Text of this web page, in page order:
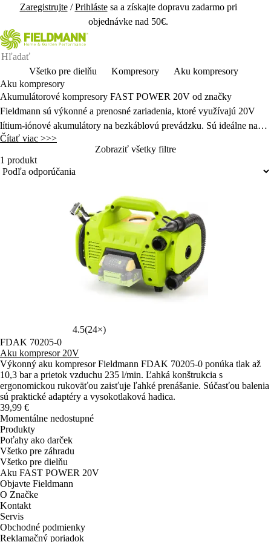
Zaregistrujte/Prihlástesa a získajte dopravu zadarmo pri
objednávke nad 50€.
Všetko pre dielňu Kompresory
Aku kompresory
Aku kompresory
Akumulátorové kompresory FAST POWER 20V od značky
Fieldmann sú výkonné a prenosné zariadenia, ktoré využívajú 20V
lítium‑iónové akumulátory na bezkáblovú prevádzku. Sú ideálne na
nafukovanie pneumatík,
hra
čiek.
Čítať viac >>>
Zobraziť všetky filtre
1 produkt
4.5(24×)
FDAK 70205-0
Aku kompresor 20V
Výkonný aku kompresor Fieldmann FDAK 70205-0 ponúka tlak až
10,3 bar a prietok vzduchu 235 l/min. Ľahká konštrukcia s
ergonomickou rukoväťou zaisťuje ľahké prenášanie. Súčasťou balenia
sú praktické adaptéry a vysokotlaková hadica.
39,99 €
Momentálne nedostupné
Produkty
Poťahy ako darček
Všetko pre záhradu
Všetko pre dielňu
Aku FAST POWER 20V
Objavte Fieldmann
O Značke
Kontakt
Servis
Obchodné podmienky
Reklamačný poriadok